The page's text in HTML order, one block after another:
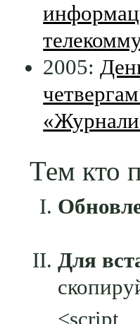
2005:
Тем кто
Для
<script